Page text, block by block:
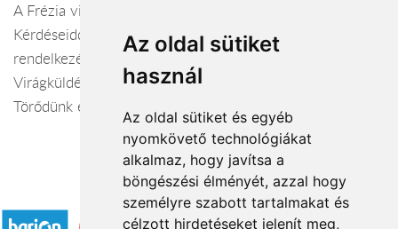
Az oldal sütiket
használ
Az oldal sütiket és egyéb
nyomkövető technológiákat
alkalmaz, hogy javítsa a
böngészési élményét, azzal hogy
személyre szabott tartalmakat és
célzott hirdetéseket jelenít meg,
A Frézia virágüzlet webáruháza:
Kérdéseiddel kapcsolatban örömmel állunk
rendelkezésedre.
Virágküldés Nyíradony
Törődünk egymással
Elfogadott fizetési módok